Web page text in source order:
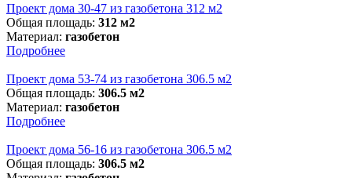
Проект дома 30-47 из газобетона 312 м2
Общая площадь: 312 м2
Материал: газобетон
Подробнее
Проект дома 53-74 из газобетона 306.5 м2
Общая площадь: 306.5 м2
Материал: газобетон
Подробнее
Проект дома 56-16 из газобетона 306.5 м2
Общая площадь: 306.5 м2